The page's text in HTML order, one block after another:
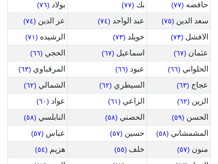
حافضه (٧٧) بك (٧٧) بولاد (٧٦)
سعد الدين (٧٥) عبد الواحد (٧٤) عز الدين (٧٤)
الافشل (٧٣) خويلد (٧٣) الرشيده (٧١)
عثمان (٦٧) اسماعيل (٦٧) الحجي (٦٦)
الحلواني (٦٦) عبود (٦٦) المرقباوي (٦٣)
عجاج (٦٣) السيطري (٦٢) الشمالي (٦٢)
الزين (٦٢) الراعي (٦١) عواد (٦٠)
الحسن (٥٩) الحصني (٥٨) النابلسي (٥٨)
المشمشاني (٥٨) حسين (٥٧) عباس (٥٧)
منون (٥٧) خلف (٥٥) هزيم (٥٤)